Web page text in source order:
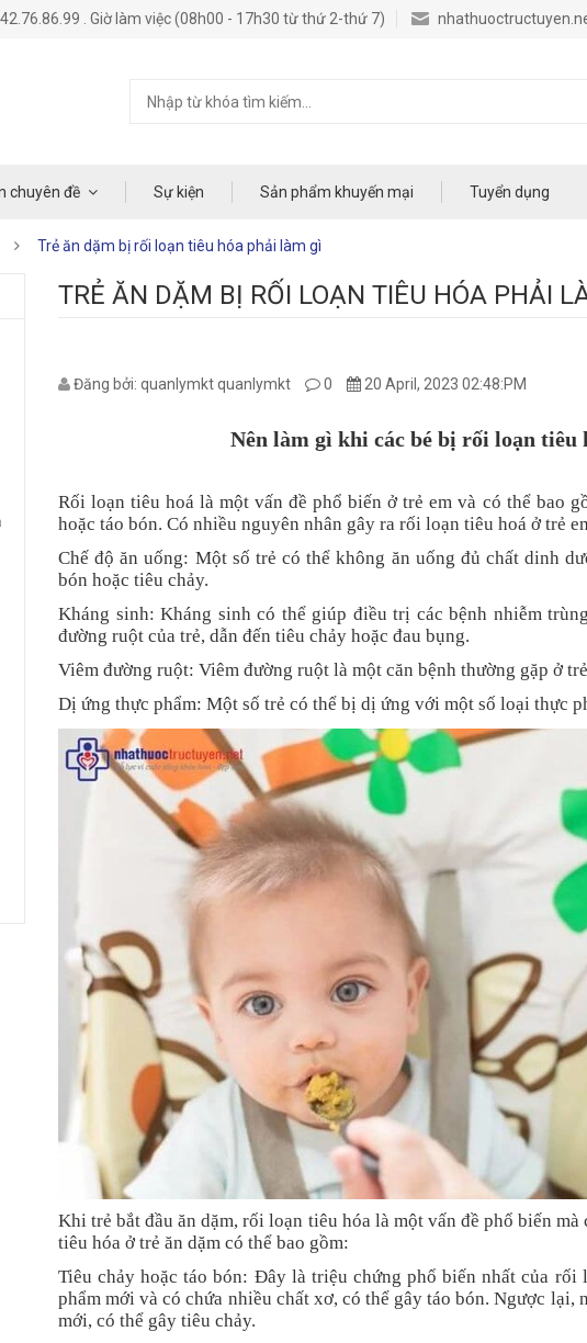
. Giờ làm việc (08h00 - 17h30 từ thứ 2-thứ 7)
chuyên đề Sự kiện Sản phẩm khuyến mại Tuyển dụng
Trẻ ăn dặm bị rối loạn tiêu hóa phải làm gì
TRẺ ĂN DẶM BỊ RỐI LOẠN TIÊU HÓA PHẢI
Đăng bởi: quanlymkt quanlymkt 0 20 April, 2023 02:48:PM
Nên làm gì khi các bé bị rối loạn tiêu
Rối loạn tiêu hoá là một vấn đề phổ biến ở trẻ em và có thể bao
hoặc táo bón. Có nhiều nguyên nhân gây ra rối loạn tiêu hoá ở trẻ
Chế độ ăn uống: Một số trẻ có thể không ăn uống đủ chất dinh
bón hoặc tiêu chảy.
Kháng sinh: Kháng sinh có thể giúp điều trị các bệnh nhiễm
đường ruột của trẻ, dẫn đến tiêu chảy hoặc đau bụng.
Viêm đường ruột: Viêm đường ruột là một căn bệnh thường gặp ở
Dị ứng thực phẩm: Một số trẻ có thể bị dị ứng với một số loại thực
Khi trẻ bắt đầu ăn dặm, rối loạn tiêu hóa là một vấn đề phổ biến
tiêu hóa ở trẻ ăn dặm có thể bao gồm:
Tiêu chảy hoặc táo bón: Đây là triệu chứng phổ biến nhất của
phẩm mới và có chứa nhiều chất xơ, có thể gây táo bón. Ngược lại,
mới, có thể gây tiêu chảy.